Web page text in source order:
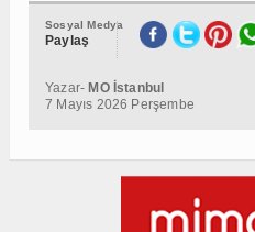
Sosyal Medya
Paylaş
Yazar- MO İstanbul
7 Mayıs 2026 Perşembe